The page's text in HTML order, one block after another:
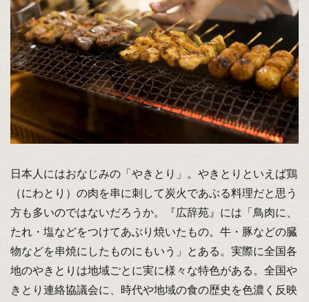
日本人にはおなじみの「やきとり」。やきとりといえば鶏
（にわとり）の肉を串に刺して炭火であぶる料理だと思う
方も多いのではないだろうか。『広辞苑』には「鳥肉に、
たれ・塩などをつけてあぶり焼いたもの。牛・豚などの臓
物などを串焼にしたものにもいう」とある。実際に全国各
地のやきとりは地域ごとに実に様々な特色がある。全国や
きとり連絡協議会に、時代や地域の食の歴史を色濃く反映